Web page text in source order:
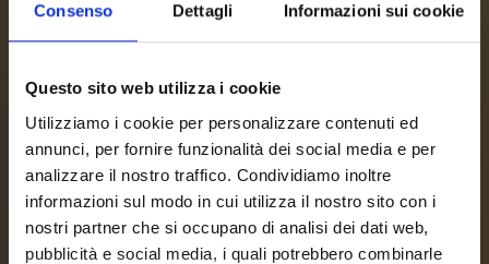
Consenso Dettagli Informazioni sui cookie
Questo sito web utilizza i cookie
Utilizziamo i cookie per personalizzare contenuti ed
annunci, per fornire funzionalità dei social media e per
analizzare il nostro traffico. Condividiamo inoltre
informazioni sul modo in cui utilizza il nostro sito con i
nostri partner che si occupano di analisi dei dati web,
pubblicità e social media, i quali potrebbero combinarle